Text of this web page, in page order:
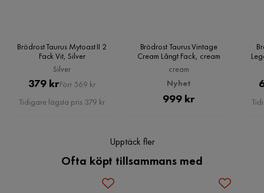
Mått och Vikt
Höjd (mm): 215
Vikt (kg): 1.01
Brödrost Taurus Mytoast II 2
Fack Vit, Silver
Silver
Pris
379 krOriginal
Pris
Förr 569 kr
Tidigare lägsta pris 379 kr
Brödrost Taurus Vintage
Cream Långt Fack, cream
cream
Nyhet
Pris
999 kr
Upptäck fler
Ofta köpt tillsammans med